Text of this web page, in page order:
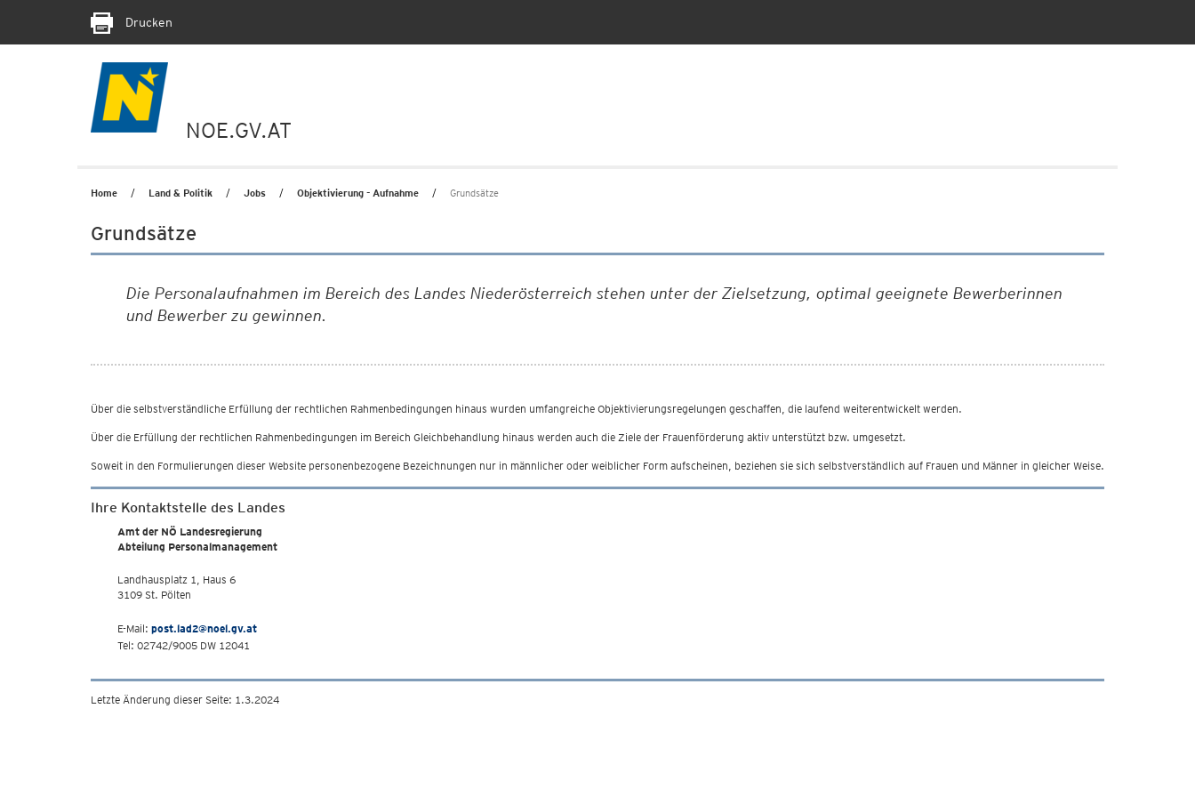
Drucken
NOE.GV.AT
Home Land & Politik Jobs Objektivierung - Aufnahme Grundsätze
Grundsätze
Die Personalaufnahmen im Bereich des Landes Niederösterreich stehen unter der Zielsetzung, optimal geeignete Bewerberinnen
und Bewerber zu gewinnen.
Über die selbstverständliche Erfüllung der rechtlichen Rahmenbedingungen hinaus wurden umfangreiche Objektivierungsregelungen geschaffen, die laufend weiterentwickelt werden.
Über die Erfüllung der rechtlichen Rahmenbedingungen im Bereich Gleichbehandlung hinaus werden auch die Ziele der Frauenförderung aktiv unterstützt bzw. umgesetzt.
Soweit in den Formulierungen dieser Website personenbezogene Bezeichnungen nur in männlicher oder weiblicher Form aufscheinen, beziehen sie sich selbstverständlich auf Frauen und Männer in gleicher Weise.
Ihre Kontaktstelle des Landes
Amt der NÖ Landesregierung
Abteilung Personalmanagement
Landhausplatz 1, Haus 6
3109 St. Pölten
E-Mail: post.lad2@noel.gv.at
Tel: 02742/9005 DW 12041
Letzte Änderung dieser Seite: 1.3.2024